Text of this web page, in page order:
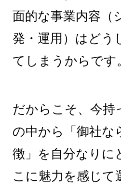
面的な事業内容（
発・運用）はどう
てしまうからです
だからこそ、今持
の中から「御社な
徴」を自分なりに
こに魅力を感じて